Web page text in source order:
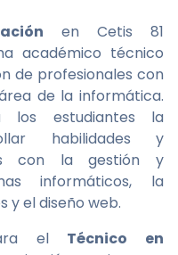
en Cetis 81
académico técnico
de profesionales con
de la informática.
los estudiantes la
habilidades y
con la gestión y
informáticos, la
y el diseño web.
el Técnico en